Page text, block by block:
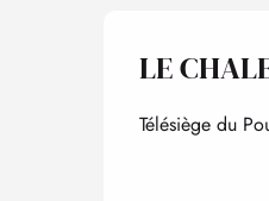
LE
Télésiège du